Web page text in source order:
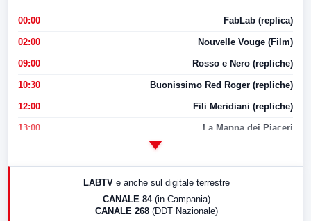
00:00 FabLab (replica)
02:00 Nouvelle Vouge (Film)
09:00 Rosso e Nero (repliche)
10:30 Buonissimo Red Roger (repliche)
12:00 Fili Meridiani (repliche)
13:00 La Mappa dei Piaceri
LABTV e anche sul digitale terrestre
CANALE 84 (in Campania)
CANALE 268 (DDT Nazionale)